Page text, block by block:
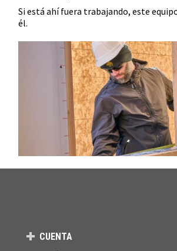
Si está ahí fuera trabajando, este
él.
CUENTA